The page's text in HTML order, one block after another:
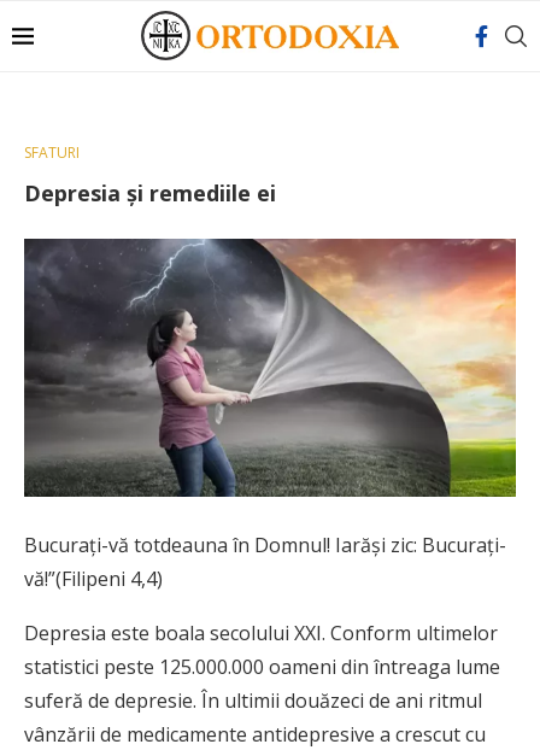
SFATURI
Depresia și remediile ei
Bucuraţi-vă totdeauna în Domnul! Iarăşi zic: Bucuraţi-
vă!”(Filipeni 4,4)
Depresia este boala secolului XXI. Conform ultimelor
statistici peste 125.000.000 oameni din întreaga lume
suferă de depresie. În ultimii douăzeci de ani ritmul
vânzării de medicamente antidepresive a crescut cu